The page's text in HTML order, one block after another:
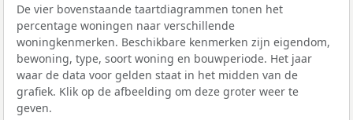
De vier bovenstaande taartdiagrammen tonen het
percentage woningen naar verschillende
woningkenmerken. Beschikbare kenmerken zijn eigendom,
bewoning, type, soort woning en bouwperiode. Het jaar
waar de data voor gelden staat in het midden van de
grafiek. Klik op de afbeelding om deze groter weer te
geven.